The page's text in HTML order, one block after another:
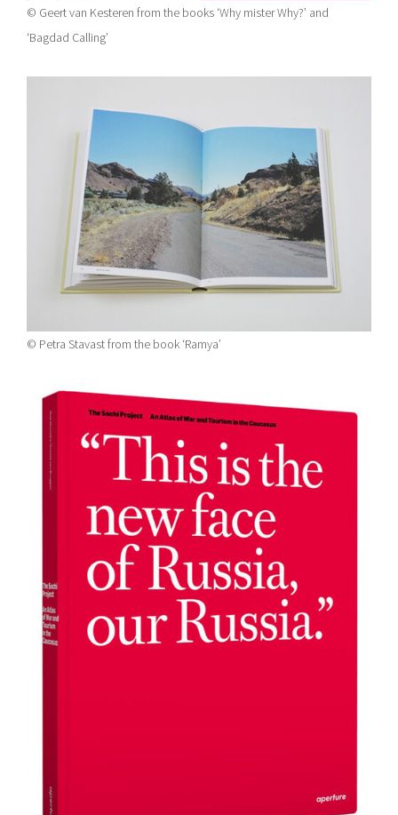
© Geert van Kesteren from the books ‘Why mister Why?’ and
‘Bagdad Calling’
© Petra Stavast from the book ‘Ramya’